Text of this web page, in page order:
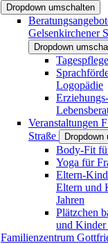
Dropdown umschalten
Gelsenkirchener
Dropdown
Logopädie
Veranstaltungen
Straße
Body-Fit
Yoga für
Eltern-
Eltern und
Jahren
Plätzchen
und Kinder
Familienzentrum